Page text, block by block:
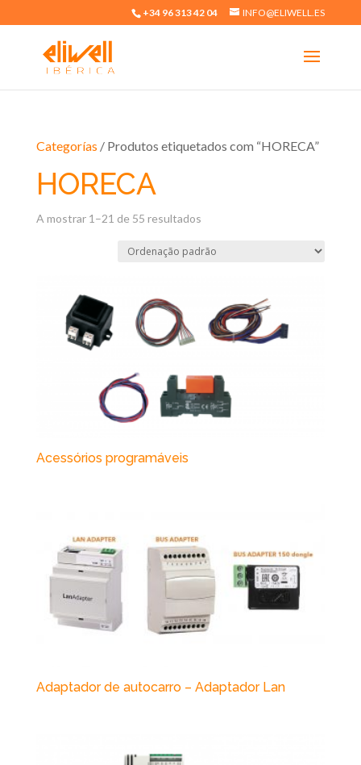
+34 96 313 42 04 INFO@ELIWELL.ES
Categorías / Produtos etiquetados com “HORECA”
HORECA
A mostrar 1–21 de 55 resultados
Acessórios programáveis
Adaptador de autocarro – Adaptador Lan